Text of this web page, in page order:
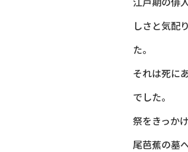
しさと気配
た。
それは死に
でした。
祭をきっか
尾芭蕉の墓